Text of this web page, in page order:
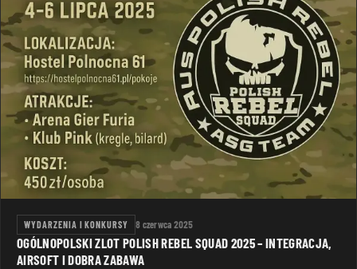
WYDARZENIA I KONKURSY 8 czerwca 2025
OGÓLNOPOLSKI ZLOT POLISH REBEL SQUAD 2025 – INTEGRACJA,
AIRSOFT I DOBRA ZABAWA